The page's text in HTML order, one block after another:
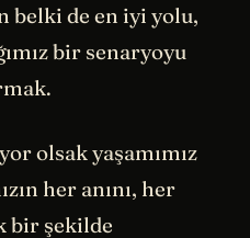
belki de en iyi yolu,
bir senaryoyu
olsak yaşamımız
her anını, her
bir şekilde